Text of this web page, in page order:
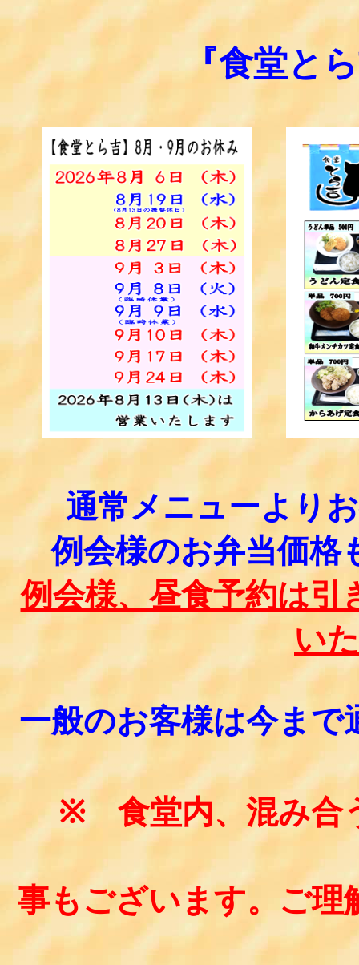
『食堂と
通常メニューより
例会様のお弁当価格
例会様、昼食予約は引
い
一般のお客様は今ま
※ 食堂内、混み合
事もございます。ご理